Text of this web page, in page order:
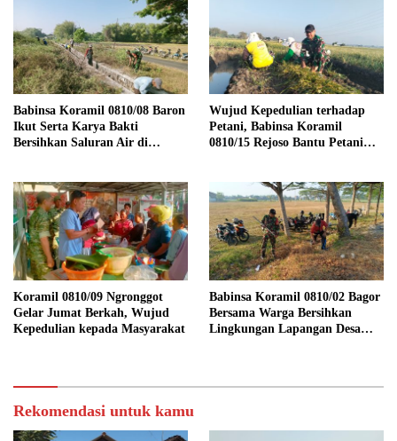
Babinsa Koramil 0810/08 Baron
Ikut Serta Karya Bakti
Bersihkan Saluran Air di
Wujud Kepedulian terhadap
Petani, Babinsa Koramil
0810/15 Rejoso Bantu Petani
Koramil 0810/09 Ngronggot
Gelar Jumat Berkah, Wujud
Kepedulian kepada Masyarakat
Babinsa Koramil 0810/02 Bagor
Bersama Warga Bersihkan
Lingkungan Lapangan Desa
Rekomendasi untuk kamu